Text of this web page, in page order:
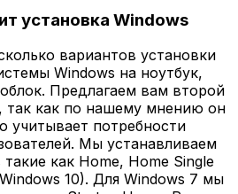
установка Windows
вариантов установки
Windows на ноутбук,
Предлагаем вам второй
так как по нашему мнению он
учитывает потребности
Мы устанавливаем
как Home, Home Single
10). Для Windows 7 мы